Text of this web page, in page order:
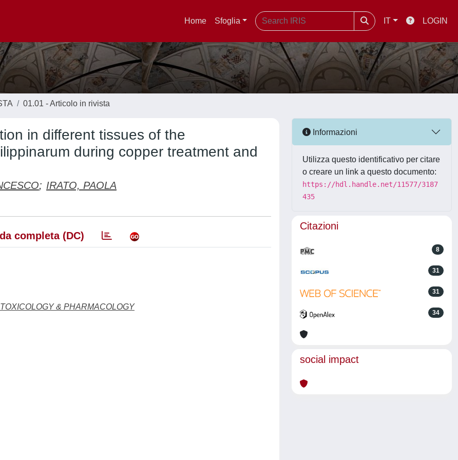
Home Sfoglia IT LOGIN
01.01 - Articolo in rivista
in different tissues of the
during copper treatment and
; IRATO, PAOLA
completa (DC)
& PHARMACOLOGY
Informazioni
Utilizza questo identificativo per citare
o creare un link a questo documento:
https://hdl.handle.net/11577/3187
435
Citazioni
8
31
31
34
social impact